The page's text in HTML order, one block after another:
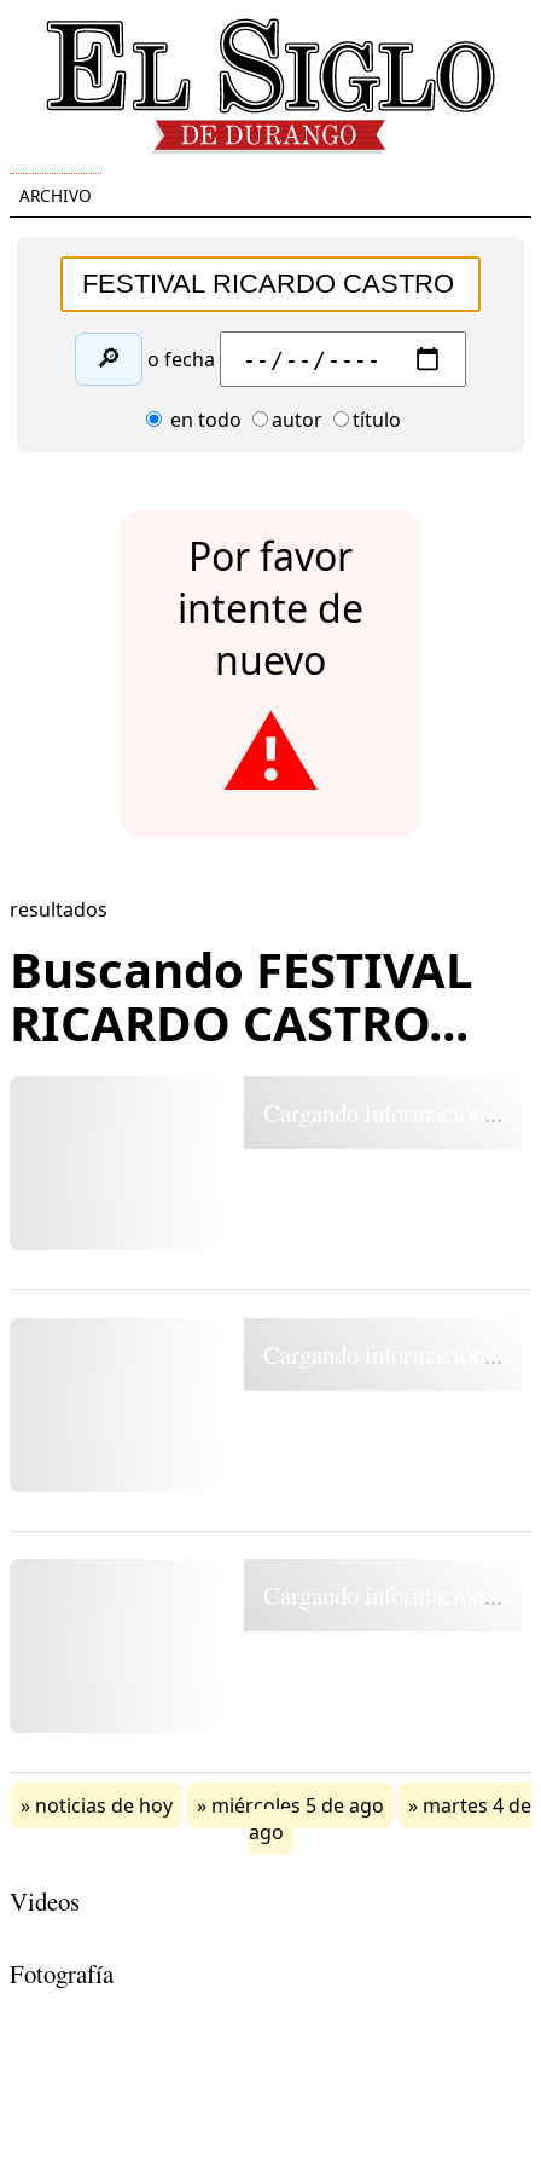
ARCHIVO
🔎 o fecha
en todo autor título
Por favor
intente de
nuevo
⚠️
resultados
Buscando FESTIVAL
RICARDO CASTRO...
Cargando información...
Cargando información...
Cargando información...
noticias de hoy miércoles 5 de ago
martes 4 de
ago
Videos
Fotografía